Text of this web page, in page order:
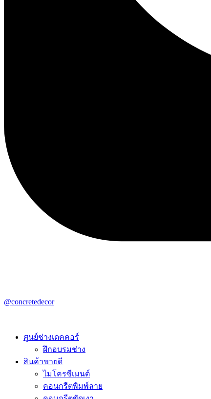
@concretedecor
ศูนย์ช่างเดคคอร์
ฝึกอบรมช่าง
สินค้าขายดี
ไมโครซีเมนต์
คอนกรีตพิมพ์ลาย